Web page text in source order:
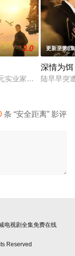
林知夏忽然对他
3.0
实业家张謇创办大生
更新至第6
深情为饵
陆早早突
条 “安全距离” 影评
电视剧全集免费在线
Reserved